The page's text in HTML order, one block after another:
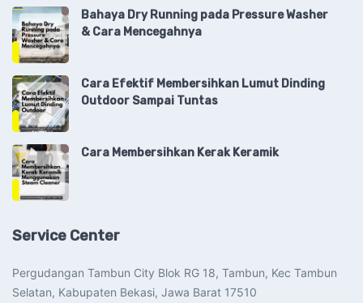
Bahaya Dry Running pada Pressure Washer
& Cara Mencegahnya
Cara Efektif Membersihkan Lumut Dinding
Outdoor Sampai Tuntas
Cara Membersihkan Kerak Keramik
Service Center
Pergudangan Tambun City Blok RG 18, Tambun, Kec Tambun
Selatan, Kabupaten Bekasi, Jawa Barat 17510​